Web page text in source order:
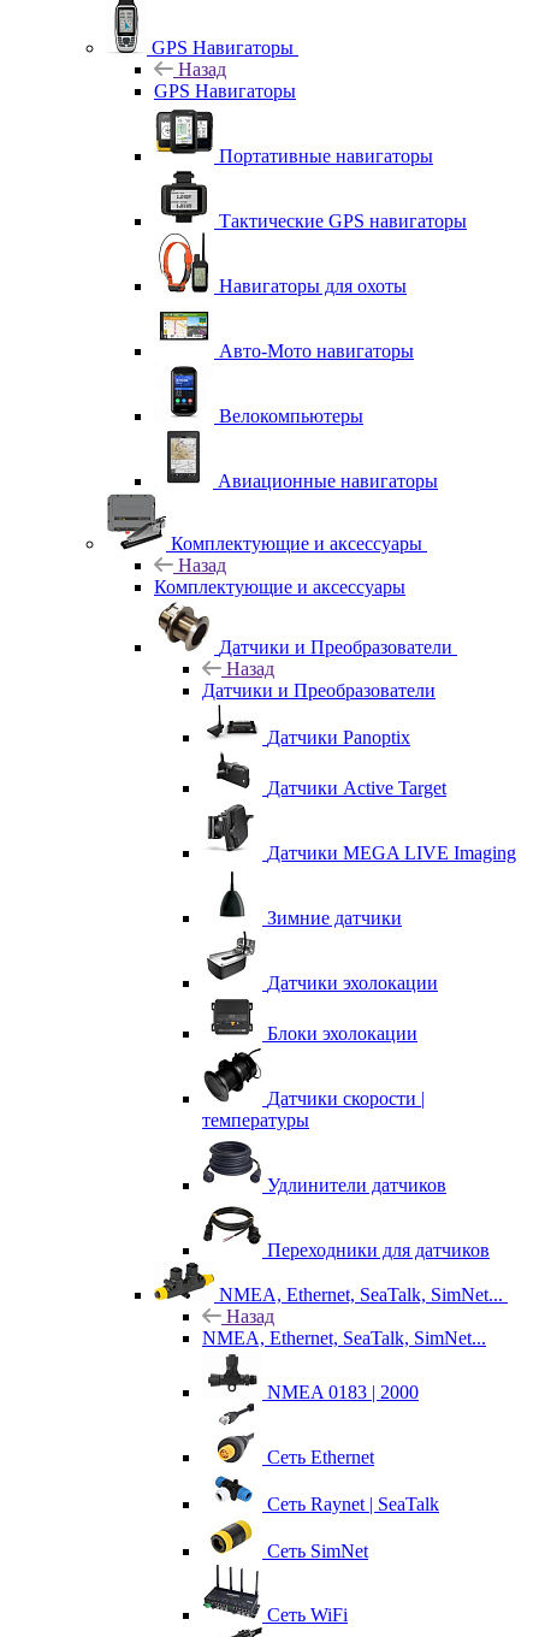
GPS Навигаторы
Назад
GPS Навигаторы
Портативные навигаторы
Тактические GPS навигаторы
Навигаторы для охоты
Авто-Мото навигаторы
Велокомпьютеры
Авиационные навигаторы
Комплектующие и аксессуары
Назад
Комплектующие и аксессуары
Датчики и Преобразователи
Назад
Датчики и Преобразователи
Датчики Panoptix
Датчики Active Target
Датчики MEGA LIVE Imaging
Зимние датчики
Датчики эхолокации
Блоки эхолокации
Датчики скорости |
температуры
Удлинители датчиков
Переходники для датчиков
NMEA, Ethernet, SeaTalk, SimNet...
Назад
NMEA, Ethernet, SeaTalk, SimNet...
NMEA 0183 | 2000
Сеть Ethernet
Сеть Raynet | SeaTalk
Сеть SimNet
Сеть WiFi